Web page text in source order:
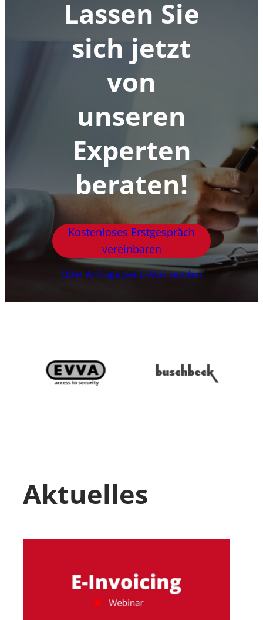
Lassen Sie
sich jetzt
von
unseren
Experten
beraten!
Kostenloses Erstgespräch
vereinbaren
Oder Anfrage per E-Mail senden
Aktuelles